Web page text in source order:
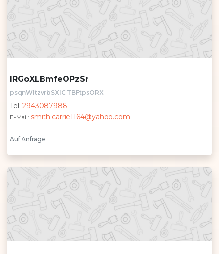
lRGoXLBmfeOPzSr
psqnWltzvrbSXIC TBFtpsORX
Tel: 2943087988
E-Mail: smith.carrie1164@yahoo.com
Auf Anfrage